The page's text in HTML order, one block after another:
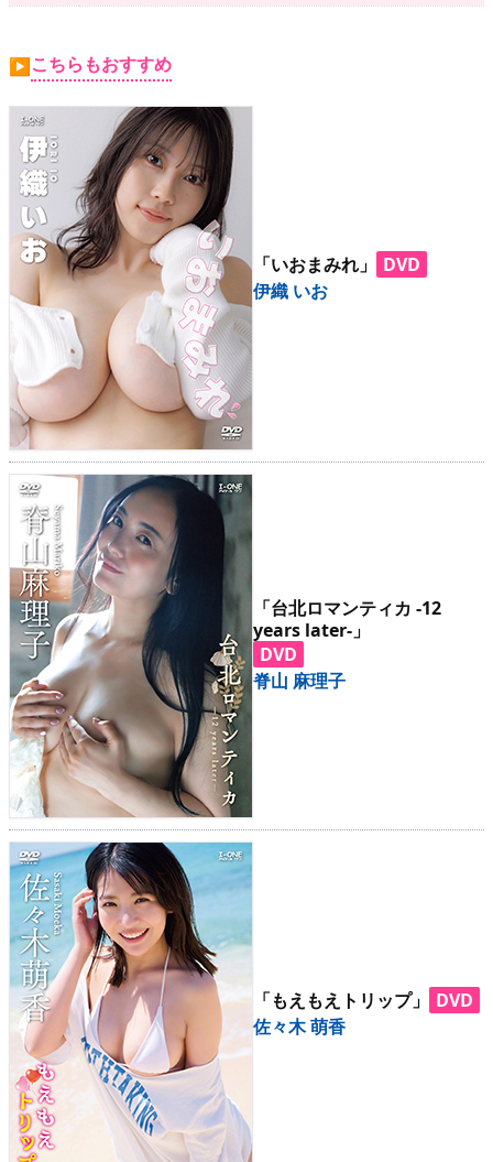
▶お問い合わせフォーム
▶こちらもおすすめ
「いおまみれ」
DVD
伊織 いお
「台北ロマンティカ -12
years later-」
DVD
脊山 麻理子
「もえもえトリップ」
DVD
佐々木 萌香